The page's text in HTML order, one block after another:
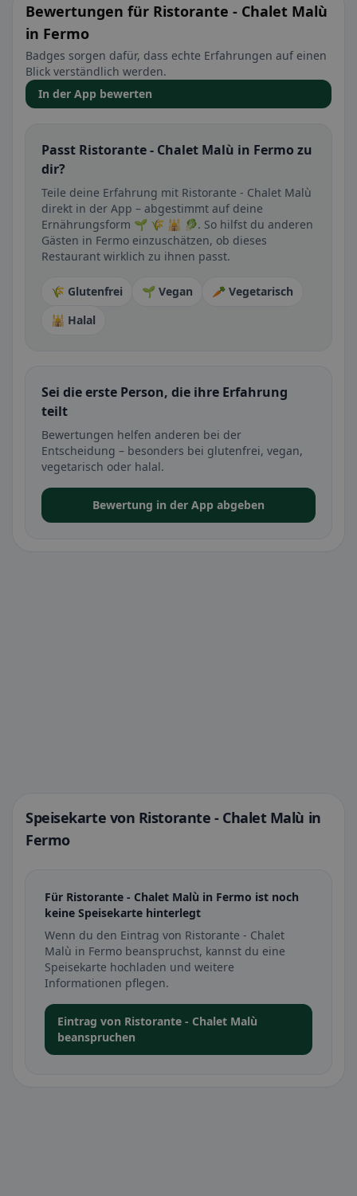
Bewertungen für Ristorante - Chalet Malù
in Fermo
Badges sorgen dafür, dass echte Erfahrungen auf einen
Blick verständlich werden.
In der App bewerten
Passt Ristorante - Chalet Malù in Fermo zu
dir?
Teile deine Erfahrung mit Ristorante - Chalet Malù
direkt in der App – abgestimmt auf deine
Ernährungsform 🌱 🌾 🕌 🥬. So hilfst du anderen
Gästen in Fermo einzuschätzen, ob dieses
Restaurant wirklich zu ihnen passt.
🌾 Glutenfrei 🌱 Vegan
🥕 Vegetarisch
🕌 Halal
Sei die erste Person, die ihre Erfahrung
teilt
Bewertungen helfen anderen bei der
Entscheidung – besonders bei glutenfrei, vegan,
vegetarisch oder halal.
Bewertung in der App abgeben
Speisekarte von Ristorante - Chalet Malù in
Fermo
Für Ristorante - Chalet Malù in Fermo ist noch
keine Speisekarte hinterlegt
Wenn du den Eintrag von Ristorante - Chalet
Malù in Fermo beanspruchst, kannst du eine
Speisekarte hochladen und weitere
Informationen pflegen.
Eintrag von Ristorante - Chalet Malù
beanspruchen